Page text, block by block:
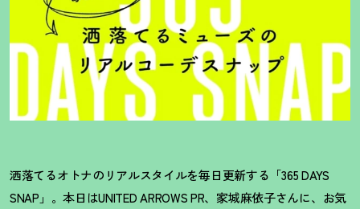
洒落てるオトナのリアルスタイルを毎日更新する「365 DAYS
SNAP」。本日はUNITED ARROWS PR、家城麻依子さんに、お気